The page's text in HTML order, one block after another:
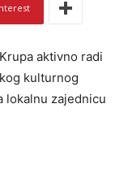
aktivno radi
kulturnog
lokalnu zajednicu